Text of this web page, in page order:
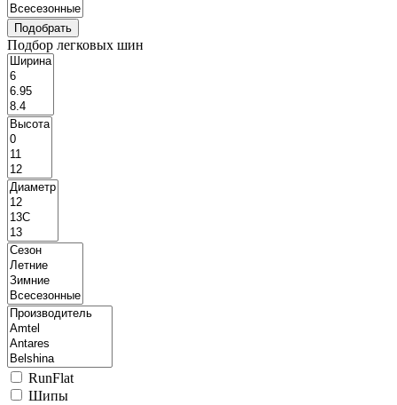
Подбор легковых шин
RunFlat
Шипы